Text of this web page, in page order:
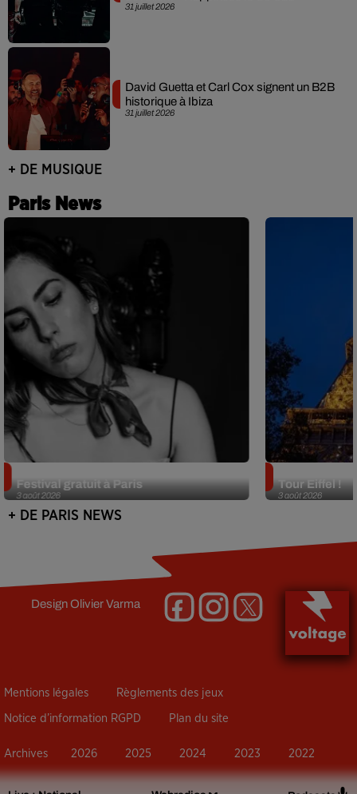
31 juillet 2026
31 juillet 2026
David Guetta et Carl Cox signent un B2B
historique à Ibiza
+ DE MUSIQUE
Paris News
3 août 2026
Festival gratuit à Paris
3 août 2026
Tour Eiffel !
+ DE PARIS NEWS
DesignOlivier Varma
Mentions légales Règlements des jeux
Notice d’information RGPD Plan du site
Archives 2026 2025 2024 2023 2022